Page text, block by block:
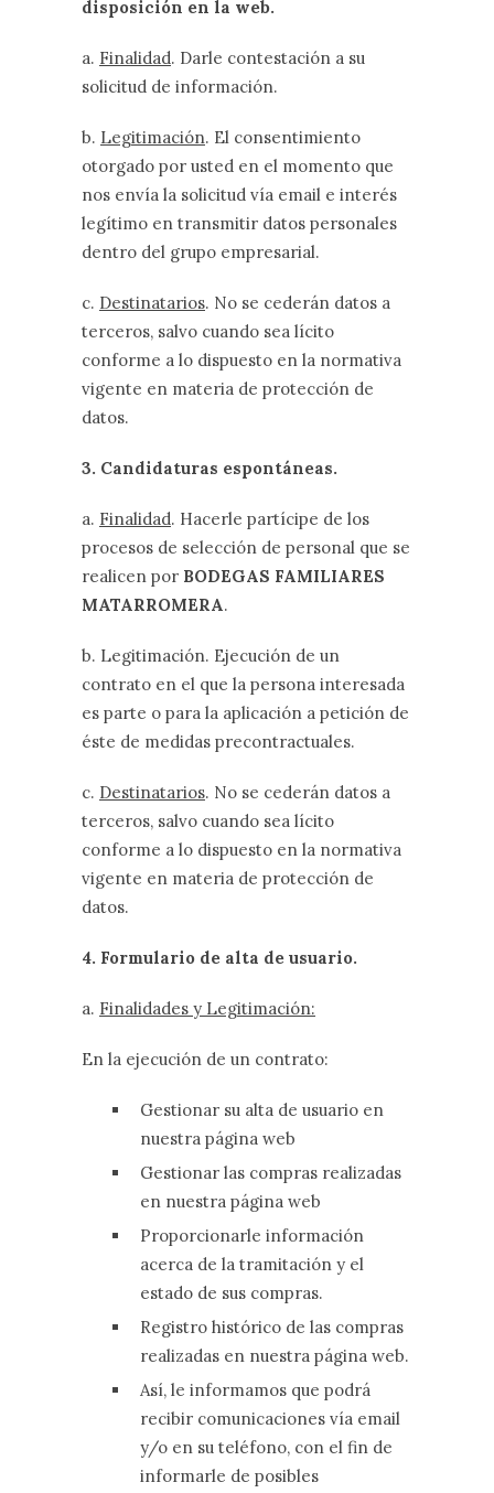
disposición en la web.
a. Finalidad. Darle contestación a su
solicitud de información.
b. Legitimación. El consentimiento
otorgado por usted en el momento que
nos envía la solicitud vía email e interés
legítimo en transmitir datos personales
dentro del grupo empresarial.
c. Destinatarios. No se cederán datos a
terceros, salvo cuando sea lícito
conforme a lo dispuesto en la normativa
vigente en materia de protección de
datos.
3. Candidaturas espontáneas.
a. Finalidad. Hacerle partícipe de los
procesos de selección de personal que se
realicen por BODEGAS FAMILIARES
MATARROMERA.
b. Legitimación. Ejecución de un
contrato en el que la persona interesada
es parte o para la aplicación a petición de
éste de medidas precontractuales.
c. Destinatarios. No se cederán datos a
terceros, salvo cuando sea lícito
conforme a lo dispuesto en la normativa
vigente en materia de protección de
datos.
4. Formulario de alta de usuario.
a. Finalidades y Legitimación:
En la ejecución de un contrato:
Gestionar su alta de usuario en
nuestra página web
Gestionar las compras realizadas
en nuestra página web
Proporcionarle información
acerca de la tramitación y el
estado de sus compras.
Registro histórico de las compras
realizadas en nuestra página web.
Así, le informamos que podrá
recibir comunicaciones vía email
y/o en su teléfono, con el fin de
informarle de posibles